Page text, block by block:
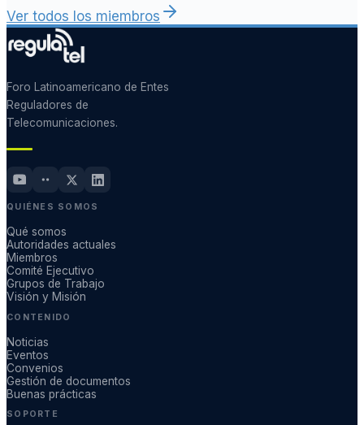
Ver todos los miembros
Foro Latinoamericano de Entes
Reguladores de
Telecomunicaciones.
QUIÉNES SOMOS
Qué somos
Autoridades actuales
Miembros
Comité Ejecutivo
Grupos de Trabajo
Visión y Misión
CONTENIDO
Noticias
Eventos
Convenios
Gestión de documentos
Buenas prácticas
SOPORTE